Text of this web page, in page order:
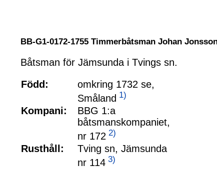
BB-G1-0172-1755 Timmerbåtsman Johan
Båtsman för Jämsunda i Tvings sn.
Född:
omkring 1732 se,
Småland 1)
Kompani:
BBG 1:a
båtsmanskompaniet,
nr 172 2)
Rusthåll:
Tving sn, Jämsunda
nr 114 3)